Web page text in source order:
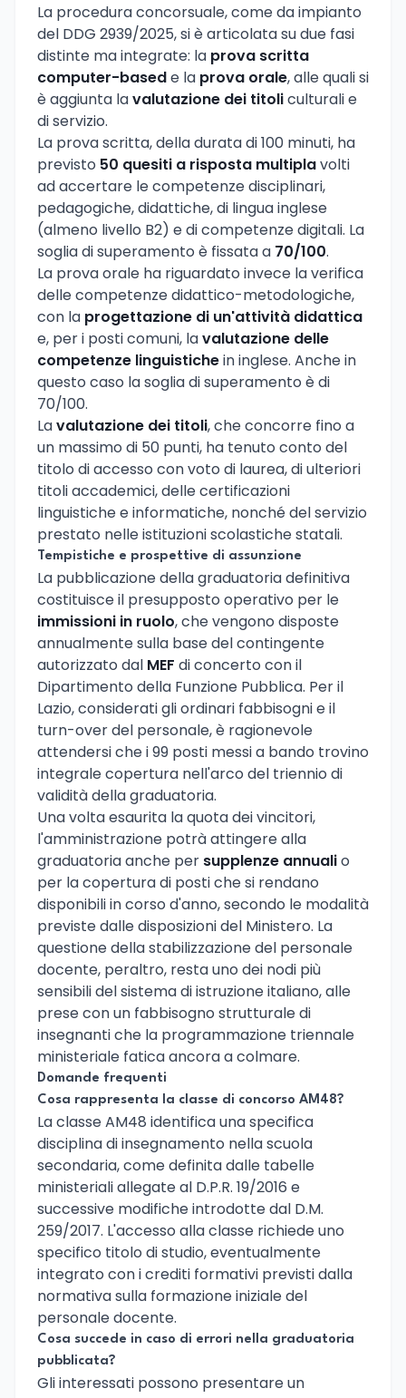
La procedura concorsuale, come da impianto
del DDG 2939/2025, si è articolata su due fasi
distinte ma integrate: la prova scritta
computer-basede la prova orale, alle quali si
è aggiunta lavalutazione dei titoliculturali e
di servizio.
La prova scritta, della durata di 100 minuti, ha
previsto 50 quesiti a risposta multiplavolti
ad accertare le competenze disciplinari,
pedagogiche, didattiche, di lingua inglese
(almeno livello B2) e di competenze digitali. La
soglia di superamento è fissata a 70/100.
La prova orale ha riguardato invece la verifica
delle competenze didattico-metodologiche,
con la progettazione di un'attività didattica
e, per i posti comuni, lavalutazione delle
competenze linguistichein inglese. Anche in
questo caso la soglia di superamento è di
70/100.
Lavalutazione dei titoli, che concorre fino a
un massimo di 50 punti, ha tenuto conto del
titolo di accesso con voto di laurea, di ulteriori
titoli accademici, delle certificazioni
linguistiche e informatiche, nonché del servizio
prestato nelle istituzioni scolastiche statali.
Tempistiche e prospettive di assunzione
La pubblicazione della graduatoria definitiva
costituisce il presupposto operativo per le
immissioni in ruolo, che vengono disposte
annualmente sulla base del contingente
autorizzato dal MEF di concerto con il
Dipartimento della Funzione Pubblica. Per il
Lazio, considerati gli ordinari fabbisogni e il
turn-over del personale, è ragionevole
attendersi che i 99 posti messi a bando trovino
integrale copertura nell'arco del triennio di
validità della graduatoria.
Una volta esaurita la quota dei vincitori,
l'amministrazione potrà attingere alla
graduatoria anche per supplenze annualio
per la copertura di posti che si rendano
disponibili in corso d'anno, secondo le modalità
previste dalle disposizioni del Ministero. La
questione della stabilizzazione del personale
docente, peraltro, resta uno dei nodi più
sensibili del sistema di istruzione italiano, alle
prese con un fabbisogno strutturale di
insegnanti che la programmazione triennale
ministeriale fatica ancora a colmare.
Domande frequenti
Cosa rappresenta la classe di concorso AM48?
La classe AM48 identifica una specifica
disciplina di insegnamento nella scuola
secondaria, come definita dalle tabelle
ministeriali allegate al D.P.R. 19/2016 e
successive modifiche introdotte dal D.M.
259/2017. L'accesso alla classe richiede uno
specifico titolo di studio, eventualmente
integrato con i crediti formativi previsti dalla
normativa sulla formazione iniziale del
personale docente.
Cosa succede in caso di errori nella graduatoria
pubblicata?
Gli interessati possono presentare un